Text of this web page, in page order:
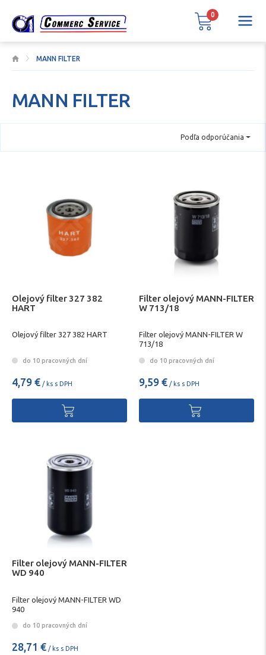
MANN FILTER
MANN FILTER
Podľa odporúčania
Olejový filter 327 382
HART
Olejový filter 327 382 HART
do 10 pracovných dní
4,79 € / ks s DPH
Filter olejový MANN-FILTER
W 713/18
Filter olejový MANN-FILTER W
713/18
do 10 pracovných dní
9,59 € / ks s DPH
Filter olejový MANN-FILTER
WD 940
Filter olejový MANN-FILTER WD
940
do 10 pracovných dní
28,71 € / ks s DPH
0